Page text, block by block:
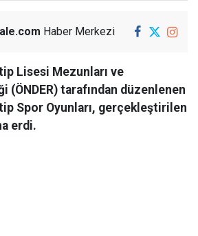
Haber Merkezi
Lisesi Mezunları ve
(ÖNDER) tarafından düzenlenen
Spor Oyunları, gerçekleştirilen
erdi.